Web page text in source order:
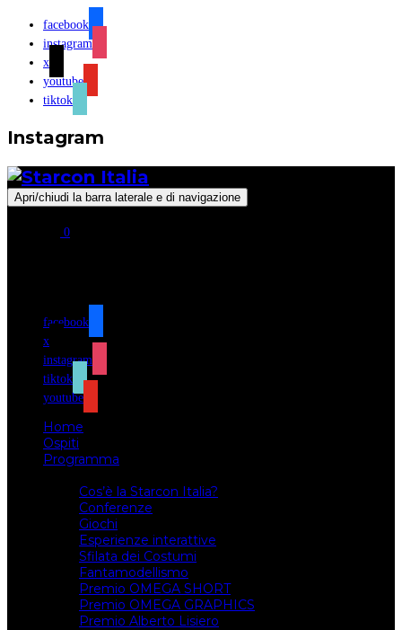
facebook
instagram
x
youtube
tiktok
Instagram
Apri/chiudi la barra laterale e di navigazione
0
facebook
x
instagram
tiktok
youtube
Home
Ospiti
Programma
Cos’è la Starcon Italia?
Conferenze
Giochi
Esperienze interattive
Sfilata dei Costumi
Fantamodellismo
Premio OMEGA SHORT
Premio OMEGA GRAPHICS
Premio Alberto Lisiero